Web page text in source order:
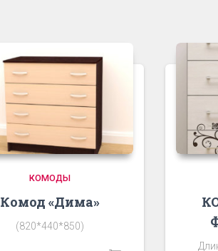
КОМОДЫ
Комод «Дима»
(820*440*850)